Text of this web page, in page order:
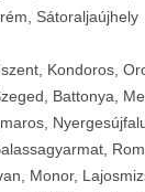
Sátoraljaújhely
Kondoros,
Battonya,
Monor,